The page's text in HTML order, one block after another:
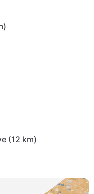
(12 km)